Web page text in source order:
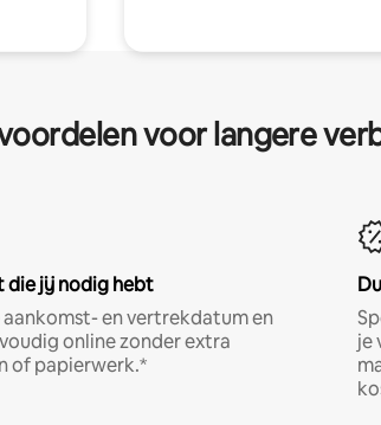
voor langere
die jij nodig hebt
aankomst- en vertrekdatum en
online zonder extra
of papierwerk.*
je